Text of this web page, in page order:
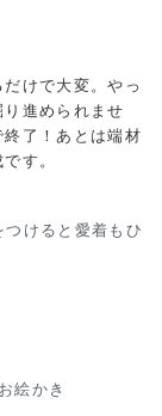
けで大変。やっ
進められませ
了！あとは端材
す。
けると愛着もひ
絵かき